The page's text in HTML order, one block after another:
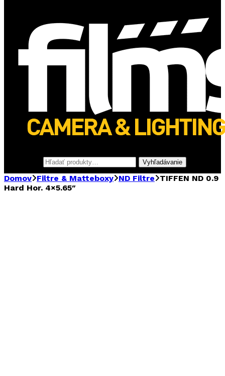
Vyhľadávanie
Domov Filtre & Matteboxy ND Filtre
TIFFEN ND 0.9
Hard Hor. 4×5.65″